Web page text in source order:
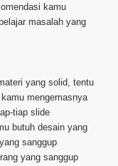
kamu
masalah yang
yang solid, tentu
mengemasnya
tiap slide
butuh desain yang
sanggup
yang sanggup